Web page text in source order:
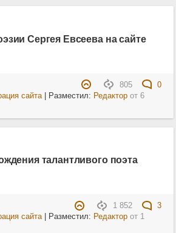
Сергея Евсеева на сайте
805
0
сайта| Разместил: Редакторот 6
талантливого поэта
1 852
3
сайта| Разместил: Редакторот 1